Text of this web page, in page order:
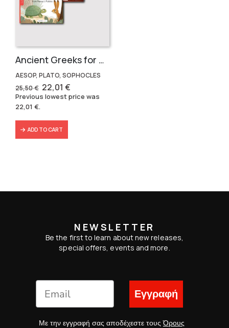
Ancient Greeks for Kids (3 volumes)
AESOP, PLATO, SOPHOCLES
25,50€ Original
price
was:
22,01 €Current
price
is:
Previous lowest price was
22,01 €.
ADD TO CART
NEWSLETTER
Be the first to learn about new releases,
special offers, events and more.
Εγγραφή
Με την εγγραφή σας αποδέχεστε τουςΌρους